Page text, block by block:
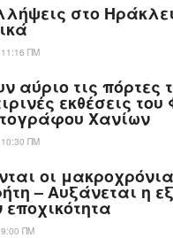
στο
ΠΜ
αύριο τις πόρτες
εκθέσεις
Χανίων
ΠΜ
οι
– Αυξάνεται η
ΠΜ